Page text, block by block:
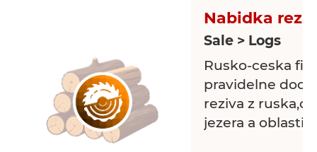
Nabidka
Sale > Logs
Rusko-ceska
pravidelne
reziva z
jezera a oblasti